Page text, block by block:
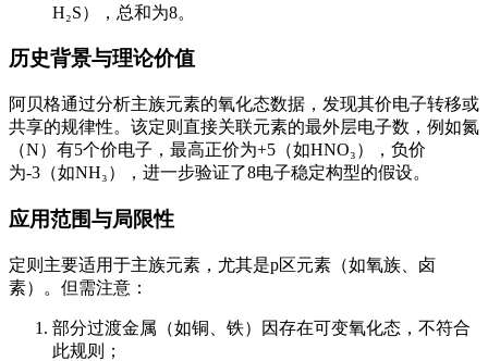
H₂S），总和为8。
历史背景与理论价值
阿贝格通过分析主族元素的氧化态数据，发现其价电子转移或
共享的规律性。该定则直接关联元素的最外层电子数，例如氮
（N）有5个价电子，最高正价为+5（如HNO₃），负价
为-3（如NH₃），进一步验证了8电子稳定构型的假设。
应用范围与局限性
定则主要适用于主族元素，尤其是p区元素（如氧族、卤
素）。但需注意：
部分过渡金属（如铜、铁）因存在可变氧化态，不符合
此规则；